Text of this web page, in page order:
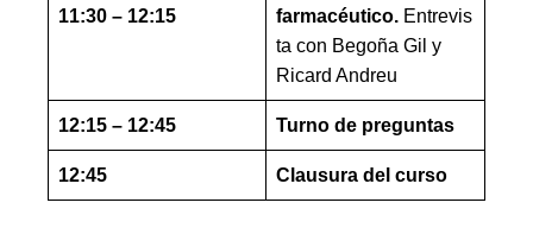
11:30 – 12:15
farmacéutico. Entrevis
ta con Begoña Gil y
Ricard Andreu
12:15 – 12:45 Turno de preguntas
12:45 Clausura del curso